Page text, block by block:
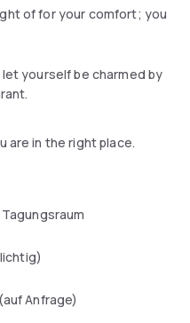
sowie einen Safe. Das
ausgestattet.
vor Ort beginnen.
internationale Küche
gestellt. Das Pentahotel
an die
lebhafte Stadtzentrum
of for your comfort; you
yourself be charmed by
are in the right place.
Tagungsraum
Anfrage)